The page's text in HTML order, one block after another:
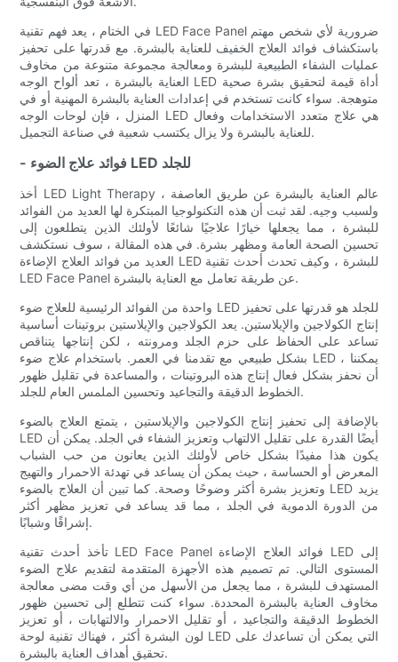
في الختام ، يعد فهم تقنية LED Face Panel ضرورية لأي شخص مهتم
باستكشاف فوائد العلاج الخفيف للعناية بالبشرة. مع قدرتها على تحفيز
عمليات الشفاء الطبيعية للبشرة ومعالجة مجموعة متنوعة من مخاوف
العناية بالبشرة ، تعد ألواح الوجه LED أداة قيمة لتحقيق بشرة صحية
متوهجة. سواء كانت تستخدم في إعدادات العناية بالبشرة المهنية أو في
المنزل ، فإن لوحات الوجه LED هي علاج متعدد الاستخدامات وفعال
للعناية بالبشرة ولا يزال يكتسب شعبية في صناعة التجميل.
- فوائد علاج الضوء LED للجلد
أخذ LED Light Therapy عالم العناية بالبشرة عن طريق العاصفة ،
ولسبب وجيه. لقد ثبت أن هذه التكنولوجيا المبتكرة لها العديد من الفوائد
للبشرة ، مما يجعلها خيارًا علاجيًا شائعًا لأولئك الذين يتطلعون إلى
تحسين الصحة العامة ومظهر بشرة. في هذه المقالة ، سوف نستكشف
العديد من فوائد العلاج الإضاءة LED للبشرة ، وكيف تحدث أحدث تقنية
LED Face Panel عن طريقة تعامل مع العناية بالبشرة.
واحدة من الفوائد الرئيسية للعلاج ضوء LED للجلد هو قدرتها على تحفيز
إنتاج الكولاجين والإيلاستين. يعد الكولاجين والإيلاستين بروتينات أساسية
تساعد على الحفاظ على حزم الجلد ومرونته ، لكن إنتاجها يتناقص
بشكل طبيعي مع تقدمنا ​​في العمر. باستخدام علاج ضوء LED ، يمكننا
أن نحفز بشكل فعال إنتاج هذه البروتينات ، والمساعدة في تقليل ظهور
الخطوط الدقيقة والتجاعيد وتحسين الملمس العام للجلد.
بالإضافة إلى تحفيز إنتاج الكولاجين والإيلاستين ، يتمتع العلاج بالضوء
LED أيضًا القدرة على تقليل الالتهاب وتعزيز الشفاء في الجلد. يمكن أن
يكون هذا مفيدًا بشكل خاص لأولئك الذين يعانون من حب الشباب
المعرض أو الحساسة ، حيث يمكن أن يساعد في تهدئة الاحمرار والتهيج
وتعزيز بشرة أكثر وضوحًا وصحة. كما تبين أن العلاج بالضوء LED يزيد
من الدورة الدموية في الجلد ، مما قد يساعد في تعزيز مظهر أكثر
إشراقًا وشبابًا.
تأخذ أحدث تقنية LED Face Panel فوائد العلاج الإضاءة LED إلى
المستوى التالي. تم تصميم هذه الأجهزة المتقدمة لتقديم علاج الضوء
المستهدف للبشرة ، مما يجعل من الأسهل من أي وقت مضى معالجة
مخاوف العناية بالبشرة المحددة. سواء كنت تتطلع إلى تحسين ظهور
الخطوط الدقيقة والتجاعيد ، أو تقليل الاحمرار والالتهابات ، أو تعزيز
لون البشرة أكثر ، فهناك تقنية لوحة LED التي يمكن أن تساعدك على
تحقيق أهداف العناية بالبشرة.